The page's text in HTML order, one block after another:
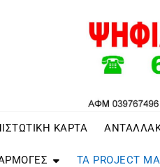
ΚΑΡΤΑ
ΤΑ PROJECT